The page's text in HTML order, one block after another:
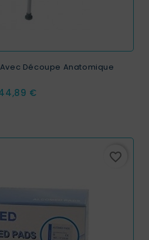
Découpe Anatomique
€
favorite_border